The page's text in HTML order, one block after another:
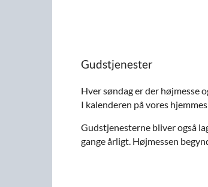
Gudstjenester
Hver søndag er der højmesse
I kalenderen på vores
Gudstjenesterne bliver også
gange årligt. Højmessen